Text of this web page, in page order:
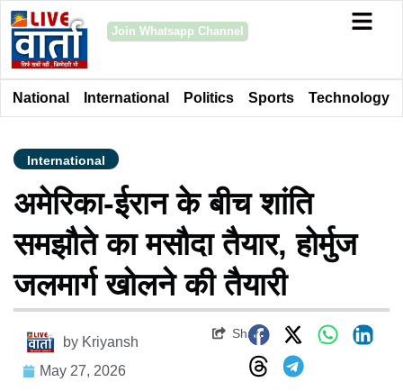
Join Whatsapp Channel
National International Politics Sports Technology
International
अमेरिका-ईरान के बीच शांति
समझौते का मसौदा तैयार, होर्मुज
जलमार्ग खोलने की तैयारी
by Kriyansh
May 27, 2026
Share